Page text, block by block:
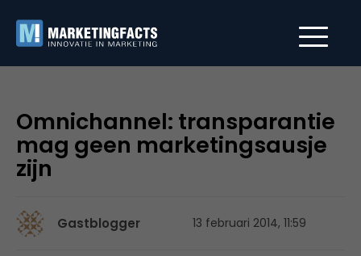
Omnichannel: transparantie
mag geen marketingsausje
zijn
Gastblogger 13 februari 2014, 11:59